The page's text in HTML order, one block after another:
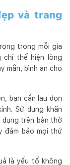
và trang
trong mỗi gia
chỉ thể hiện lòng
mắn, bình an cho
bạn cần lau dọn
Sử dụng khăn
trên bàn thờ
đảm bảo mọi thứ
là yếu tố không